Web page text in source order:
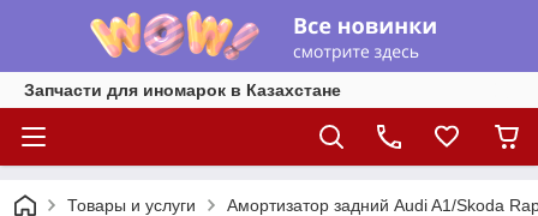
Запчасти для иномарок в Казахстане
Товары и услуги Амортизатор задний Audi A1/Skoda